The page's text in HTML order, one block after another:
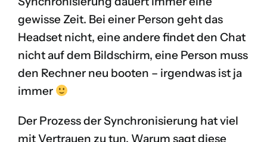
gewisse Zeit. Bei einer Person geht das
Headset nicht, eine andere findet den Chat
nicht auf dem Bildschirm, eine Person muss
den Rechner neu booten – irgendwas ist ja
immer
Der Prozess der Synchronisierung hat viel
mit Vertrauen zu tun. Warum sagt diese